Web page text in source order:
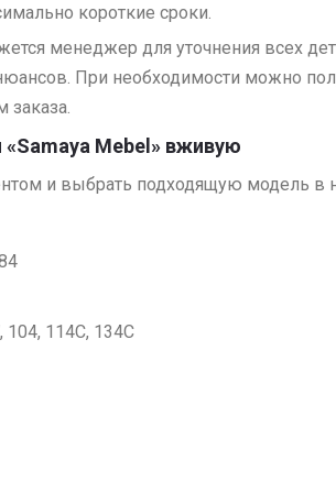
короткие сроки.
менеджер для уточнения всех
При необходимости можно
заказа.
Mebel» вживую
и выбрать подходящую модель в
104, 114С, 134С